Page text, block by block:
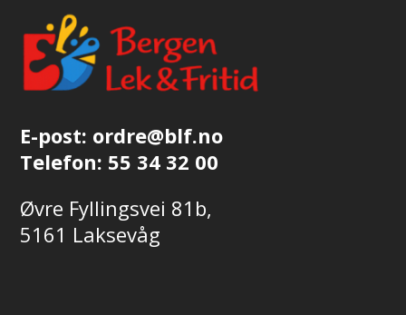
produktsiden
E-post: ordre@blf.no
Telefon: 55 34 32 00
Øvre Fyllingsvei 81b,
5161 Laksevåg